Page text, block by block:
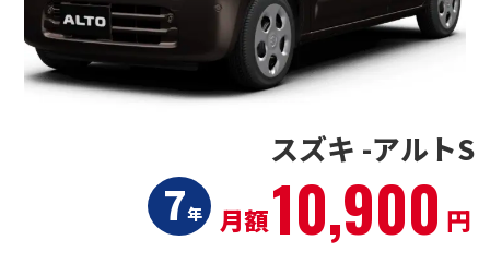
スズキ -アルトS
7年 月額10,900 円